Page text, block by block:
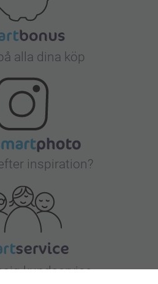
alla dina köp
inspiration?
kundservice